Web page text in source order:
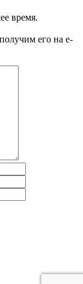
время.
его на e-